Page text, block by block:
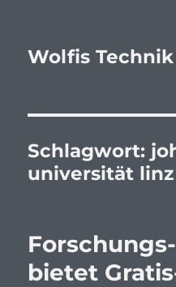
Wolfis
Schlagwort:
universität linz
bietet